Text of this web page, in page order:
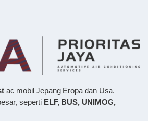
ac mobil Jepang Eropa dan Usa.
seperti ELF, BUS, UNIMOG,